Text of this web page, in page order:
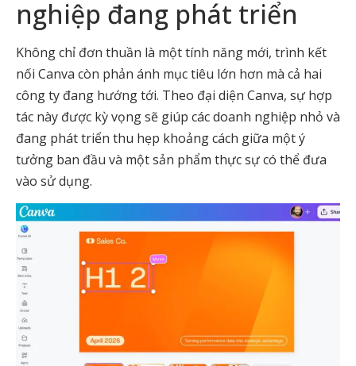
nghiệp đang phát triển
Không chỉ đơn thuần là một tính năng mới, trình kết
nối Canva còn phản ánh mục tiêu lớn hơn mà cả hai
công ty đang hướng tới. Theo đại diện Canva, sự hợp
tác này được kỳ vọng sẽ giúp các doanh nghiệp nhỏ và
đang phát triển thu hẹp khoảng cách giữa một ý
tưởng ban đầu và một sản phẩm thực sự có thể đưa
vào sử dụng.